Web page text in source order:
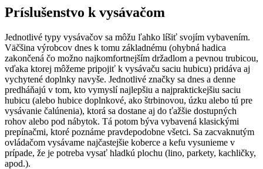
Príslušenstvo k vysávačom
Jednotlivé typy vysávačov sa môžu ľahko líšiť svojím vybavením.
Väčšina výrobcov dnes k tomu základnému (ohybná hadica
zakončená čo možno najkomfortnejším držadlom a pevnou trubicou,
vďaka ktorej môžeme pripojiť k vysávaču saciu hubicu) pridáva aj
vychytené doplnky navyše. Jednotlivé značky sa dnes a denne
predháňajú v tom, kto vymyslí najlepšiu a najpraktickejšiu saciu
hubicu (alebo hubice doplnkové, ako štrbinovou, úzku alebo tú pre
vysávanie čalúnenia), ktorá sa dostane aj do ťažšie dostupných
rohov alebo pod nábytok. Tá potom býva vybavená klasickými
prepínačmi, ktoré poznáme pravdepodobne všetci. Sa zacvaknutým
ovládačom vysávame najčastejšie koberce a kefu vysunieme v
prípade, že je potreba vysať hladkú plochu (lino, parkety, kachličky,
apod.).